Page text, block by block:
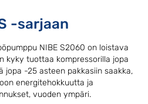
-sarjaan
NIBE S2060 on loistava
kyky tuottaa kompressorilla jopa
-25 asteen pakkasiin saakka,
energitehokkuutta ja
vuoden ympäri.